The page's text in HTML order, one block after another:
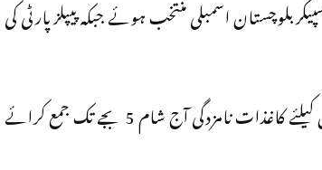
اسمبلی منتخب ہوئے جبکہ پیپلزپارٹی کی
واضح رہے کہ وزیراعلیٰ بلوچستان کا انتخاب کل ہوگا جس کیلئے کاغذات نامزدگی آج شام 5 بجے تک جمع کرائے